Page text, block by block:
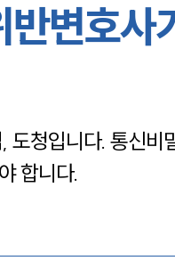
변호사
청입니다. 통신비
합니다.